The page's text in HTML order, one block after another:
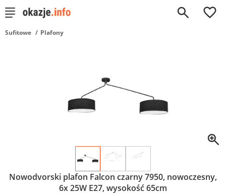
0
Sufitowe Plafony
Nowodvorski plafon Falcon czarny 7950, nowoczesny,
6x 25W E27, wysokość 65cm